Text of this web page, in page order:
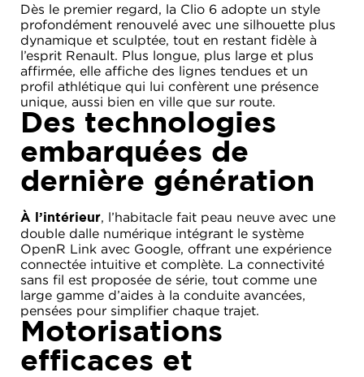
Dès le premier regard, la Clio 6 adopte un style
profondément renouvelé avec une silhouette plus
dynamique et sculptée, tout en restant fidèle à
l’esprit Renault. Plus longue, plus large et plus
affirmée, elle affiche des lignes tendues et un
profil athlétique qui lui confèrent une présence
unique, aussi bien en ville que sur route.
Des technologies
embarquées de
dernière génération
À l’intérieur, l’habitacle fait peau neuve avec une
double dalle numérique intégrant le système
OpenR Link avec Google, offrant une expérience
connectée intuitive et complète. La connectivité
sans fil est proposée de série, tout comme une
large gamme d’aides à la conduite avancées,
pensées pour simplifier chaque trajet.
Motorisations
efficaces et